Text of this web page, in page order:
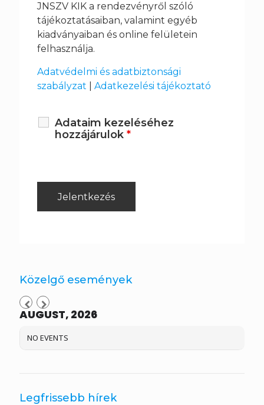
JNSZV KIK a rendezvényről szóló
tájékoztatásaiban, valamint egyéb
kiadványaiban és online felületein
felhasználja.
Adatvédelmi és adatbiztonsági
szabályzat
Adatkezelési tájékoztató
Adataim kezeléséhez
hozzájárulok *
Közelgő események
AUGUST, 2026
NO EVENTS
Legfrissebb hírek